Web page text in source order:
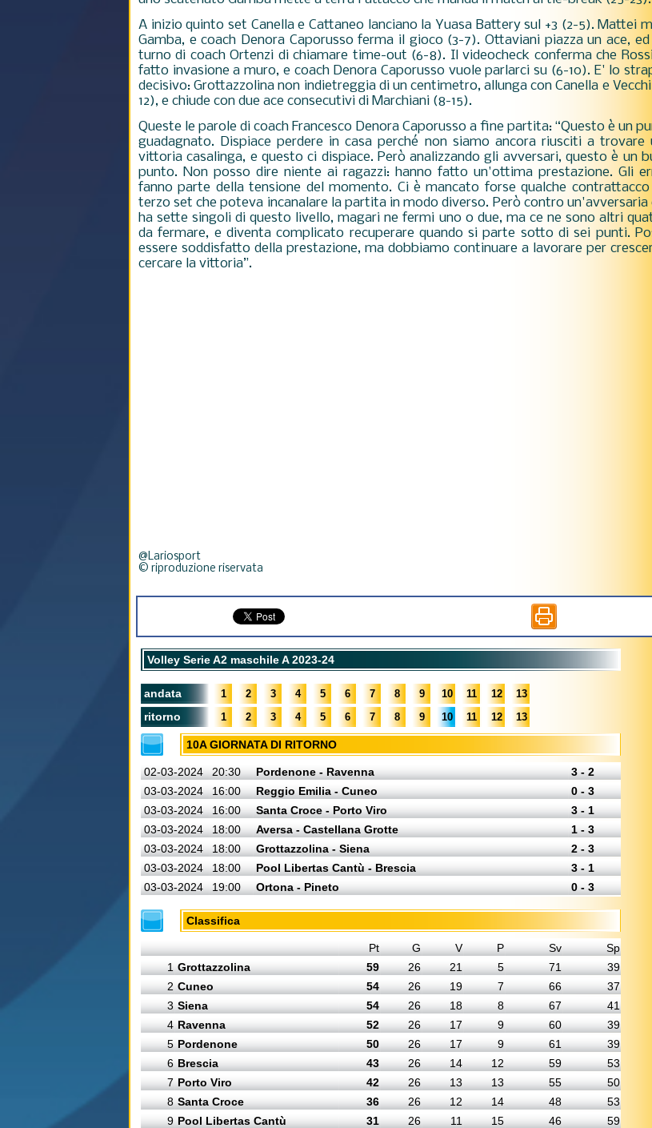
A inizio quinto set Canella e Cattaneo lanciano la Yuasa Battery sul +3 (2-5). Mattei
Gamba, e coach Denora Caporusso ferma il gioco (3-7). Ottaviani piazza un ace,
turno di coach Ortenzi di chiamare time-out (6-8). Il videocheck conferma che
fatto invasione a muro, e coach Denora Caporusso vuole parlarci su (6-10). E' lo
decisivo: Grottazzolina non indietreggia di un centimetro, allunga con Canella e
12), e chiude con due ace consecutivi di Marchiani (8-15).
Queste le parole di coach Francesco Denora Caporusso a fine partita: “Questo è un
guadagnato. Dispiace perdere in casa perché non siamo ancora riusciti a trovare
vittoria casalinga, e questo ci dispiace. Però analizzando gli avversari, questo è un
punto. Non posso dire niente ai ragazzi: hanno fatto un'ottima prestazione. Gli
fanno parte della tensione del momento. Ci è mancato forse qualche contrattacco
terzo set che poteva incanalare la partita in modo diverso. Però contro un'avversaria
ha sette singoli di questo livello, magari ne fermi uno o due, ma ce ne sono altri
da fermare, e diventa complicato recuperare quando si parte sotto di sei punti.
essere soddisfatto della prestazione, ma dobbiamo continuare a lavorare per
cercare la vittoria”.
@Lariosport
© riproduzione riservata
Volley Serie A2 maschile A 2023-24
andata 1 2 3 4 5 6 7 8 9 10 11 12 13
ritorno 1 2 3 4 5 6 7 8 9 10 11 12 13
10A GIORNATA DI RITORNO
02-03-2024 20:30 Pordenone - Ravenna
3 - 2
03-03-2024
16:00 Reggio Emilia - Cuneo
0 - 3
03-03-2024
16:00 Santa Croce - Porto Viro
3 - 1
03-03-2024
18:00 Aversa - Castellana Grotte
1 - 3
03-03-2024
18:00 Grottazzolina - Siena
2 - 3
03-03-2024
18:00 Pool Libertas Cantù - Brescia
3 - 1
03-03-2024
19:00 Ortona - Pineto 0 - 3
Classifica
Pt G V P Sv
Sp
1 Grottazzolina 59 26 21 5 71
39
2 Cuneo 54 26 19 7 66
37
3 Siena 54 26 18 8 67
41
4 Ravenna 52 26 17 9 60
39
5 Pordenone 50 26 17 9 61
39
6 Brescia 43 26 14 12 59
53
7 Porto Viro 42 26 13 13 55
50
8 Santa Croce 36 26 12 14 48
53
9 Pool Libertas Cantù 31 26 11 15 46 59